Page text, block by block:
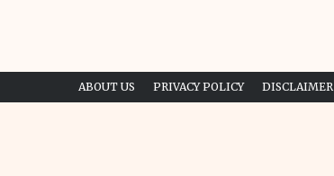
ABOUT US PRIVACY POLICY DISCLAIMER